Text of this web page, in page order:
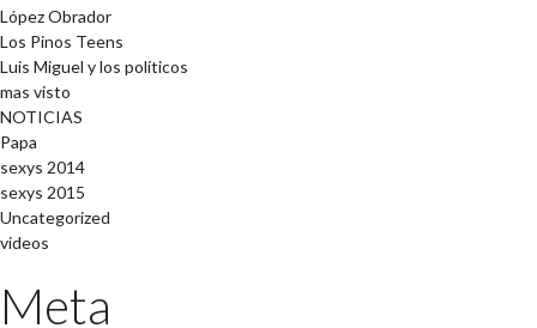
López Obrador
Los Pinos Teens
Luis Miguel y los políticos
mas visto
NOTICIAS
Papa
sexys 2014
sexys 2015
Uncategorized
videos
Meta